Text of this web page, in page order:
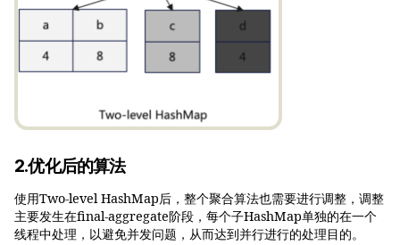
2.优化后的算法
使用Two-level HashMap后，整个聚合算法也需要进行调整，调整
主要发生在final-aggregate阶段，每个子HashMap单独的在一个
线程中处理，以避免并发问题，从而达到并行进行的处理目的。